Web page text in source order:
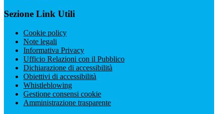
Sezione Link Utili
Cookie policy
Note legali
Informativa Privacy
Ufficio Relazioni con il Pubblico
Dichiarazione di accessibilità
Obiettivi di accessibilità
Whistleblowing
Gestione consensi cookie
Amministrazione trasparente